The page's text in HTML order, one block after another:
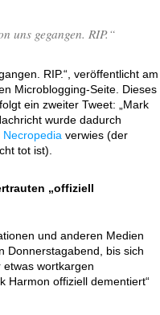
uns gegangen. RIP.“
RIP.“, veröffentlicht am
Microblogging-Seite. Dieses
ein zweiter Tweet: „Mark
wurde dadurch
Necropedia verwies (der
tot ist).
„offiziell
und anderen Medien
Donnerstagabend, bis sich
wortkargen
Harmon offiziell dementiert“